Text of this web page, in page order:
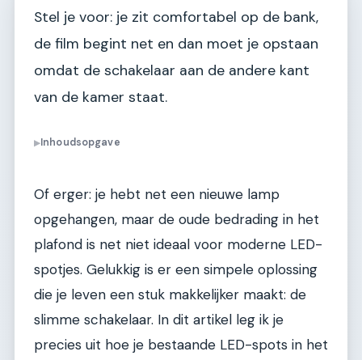
Stel je voor: je zit comfortabel op de bank,
de film begint net en dan moet je opstaan
omdat de schakelaar aan de andere kant
van de kamer staat.
▶Inhoudsopgave
Of erger: je hebt net een nieuwe lamp
opgehangen, maar de oude bedrading in het
plafond is net niet ideaal voor moderne LED-
spotjes. Gelukkig is er een simpele oplossing
die je leven een stuk makkelijker maakt: de
slimme schakelaar. In dit artikel leg ik je
precies uit hoe je bestaande LED-spots in het